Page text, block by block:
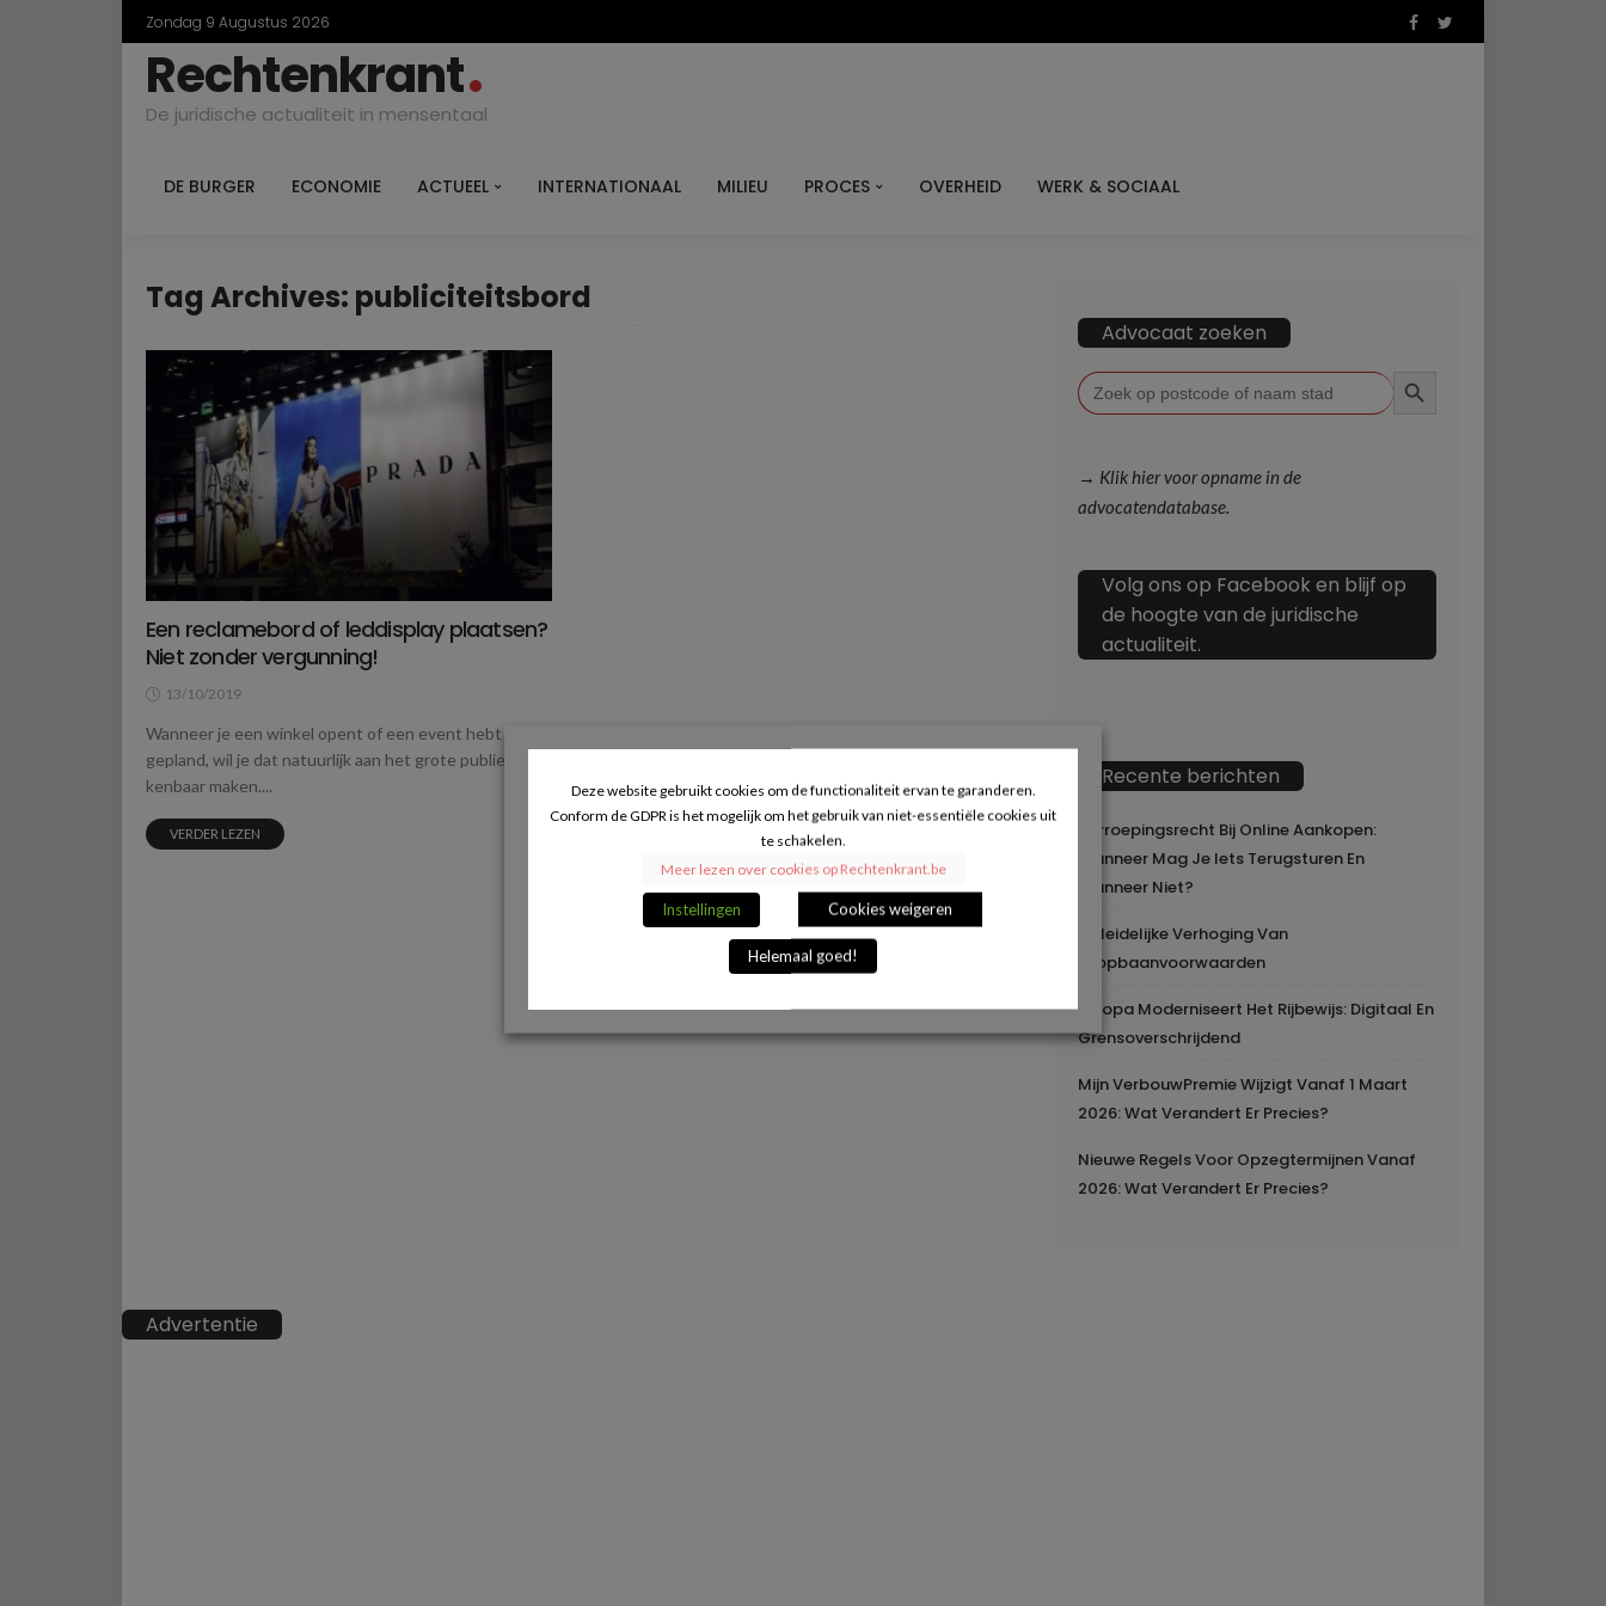
Zondag 9 Augustus 2026
Rechtenkrant
De juridische actualiteit in mensentaal
DE BURGER ECONOMIE ACTUEEL INTERNATIONAAL MILIEU PROCES OVERHEID WERK & SOCIAAL
Tag Archives: publiciteitsbord
Een reclamebord of leddisplay plaatsen?
Niet zonder vergunning!
13/10/2019
Wanneer je een winkel opent of een event hebt
gepland, wil je dat natuurlijk aan het grote publiek
kenbaar maken....
VERDER LEZEN
Advocaat zoeken
Zoek
naar:
→ Klik hier voor opname in de
advocatendatabase.
Volg ons op Facebook en blijf op
de hoogte van de juridische
actualiteit.
Recente berichten
Herroepingsrecht Bij Online Aankopen:
Wanneer Mag Je Iets Terugsturen En
Wanneer Niet?
Geleidelijke Verhoging Van
Loopbaanvoorwaarden
Europa Moderniseert Het Rijbewijs: Digitaal En
Grensoverschrijdend
Mijn VerbouwPremie Wijzigt Vanaf 1 Maart
2026: Wat Verandert Er Precies?
Nieuwe Regels Voor Opzegtermijnen Vanaf
2026: Wat Verandert Er Precies?
Advertentie
Deze website gebruikt cookies om de functionaliteit ervan te garanderen.
Conform de GDPR is het mogelijk om het gebruik van niet-essentiële cookies uit
te schakelen.
Meer lezen over cookies op Rechtenkrant.be
Instellingen Cookies weigeren
Helemaal goed!